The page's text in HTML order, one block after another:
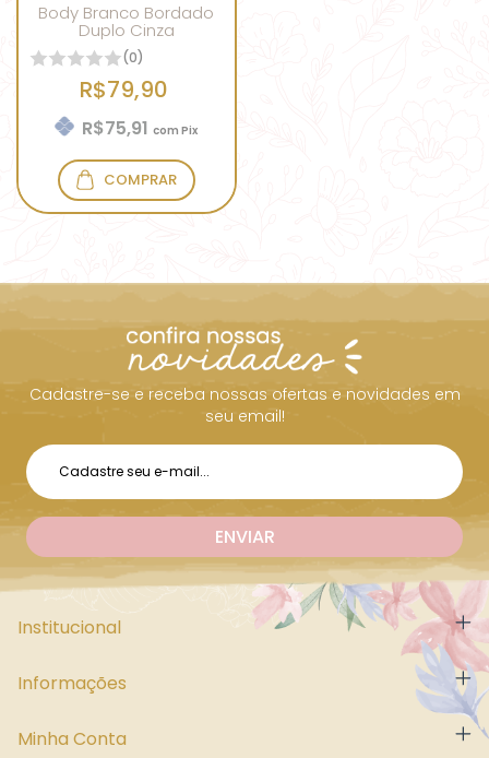
Body Branco Bordado
Duplo Cinza
(0)
R$79,90
R$75,91com Pix
COMPRAR
Cadastre-se e receba nossas ofertas e novidades em
seu email!
Institucional
Informações
Minha Conta